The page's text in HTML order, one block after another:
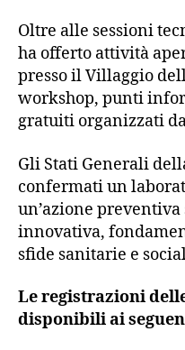
Oltre alle sessioni
ha offerto attività
presso il Villaggio
workshop, punti
gratuiti organizzati
Gli Stati Generali
confermati un
un’azione
innovativa,
sfide sanitarie e
Le registrazioni
disponibili ai